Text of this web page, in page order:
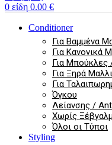
0 είδη 0.00 €
Conditioner
Για Βαμμένα
Για Κανονικά
Για Μπούκλες
Για Ξηρά
Για
Όγκου
Λείανσης /
Χωρίς
Όλοι οι Τύποι
Styling